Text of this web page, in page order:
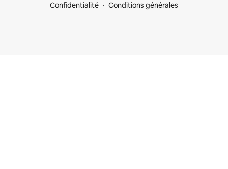
Confidentialité
Conditions générales